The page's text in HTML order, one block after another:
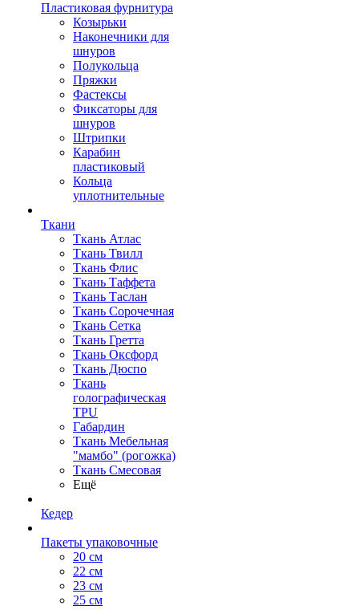
Пластиковая фурнитура
Козырьки
Наконечники для
шнуров
Полукольца
Пряжки
Фастексы
Фиксаторы для
шнуров
Штрипки
Карабин
пластиковый
Кольца
уплотнительные
Ткани
Ткань Атлас
Ткань Твилл
Ткань Флис
Ткань Таффета
Ткань Таслан
Ткань Сорочечная
Ткань Сетка
Ткань Гретта
Ткань Оксфорд
Ткань Дюспо
Ткань
голографическая
TPU
Габардин
Ткань Мебельная
"мамбо" (рогожка)
Ткань Смесовая
Ещё
Кедер
Пакеты упаковочные
20 см
22 см
23 см
25 см